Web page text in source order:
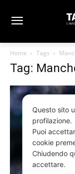
Home Tags
Tag:
Questo sito
profilazione.
Puoi
cookie
Chiudendo
accettare.